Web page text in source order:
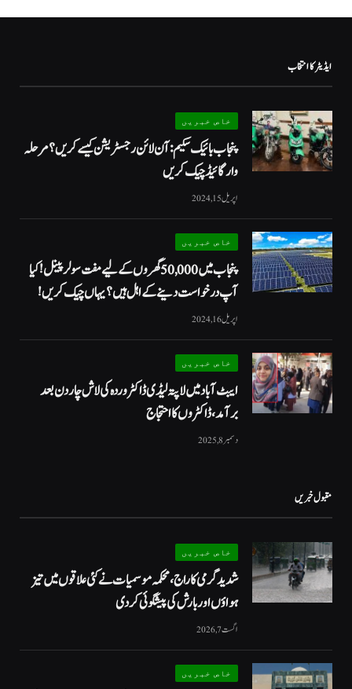
ایڈیٹر کا انتخاب
خاص خبریں
پنجاب بائیک سکیم: آن لائن رجسٹریشن کیسے کریں؟ مرحلہ
وار گائیڈ چیک کریں
اپریل 15, 2024
خاص خبریں
پنجاب میں 50,000 گھروں کے لیے مفت سولر پینل! کیا
آپ درخواست دینے کے اہل ہیں؟ یہاں چیک کریں!
اپریل 16, 2024
خاص خبریں
ایبٹ آباد میں لاپتہ لیڈی ڈاکٹر وردہ کی لاش چار دن بعد
برآمد، ڈاکٹروں کا احتجاج
دسمبر 8, 2025
مقبول خبریں
خاص خبریں
شدید گرمی کا راج، محکمہ موسمیات نے کئی علاقوں میں تیز
ہواؤں اور بارش کی پیشگوئی کر دی
اگست 7, 2026
خاص خبریں